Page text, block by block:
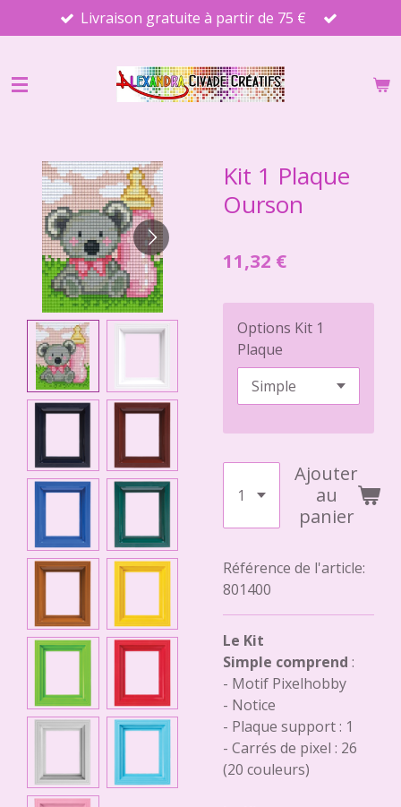
au
principal
Livraison gratuite à partir de 75 €
Kit 1 Plaque
Ourson
11,32 €
Options Kit 1
Plaque
Ajouter
au
panier
Référence de l'article:
801400
Le Kit
Simple comprend :
- Motif Pixelhobby
- Notice
- Plaque support : 1
- Carrés de pixel : 26
(20 couleurs)